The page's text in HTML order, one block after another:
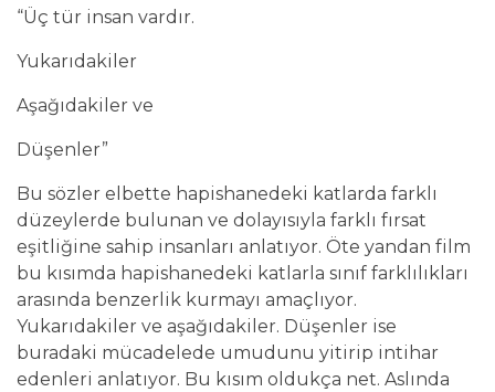
“Üç tür insan vardır.
Yukarıdakiler
Aşağıdakiler ve
Düşenler”
Bu sözler elbette hapishanedeki katlarda farklı
düzeylerde bulunan ve dolayısıyla farklı fırsat
eşitliğine sahip insanları anlatıyor. Öte yandan film
bu kısımda hapishanedeki katlarla sınıf farklılıkları
arasında benzerlik kurmayı amaçlıyor.
Yukarıdakiler ve aşağıdakiler. Düşenler ise
buradaki mücadelede umudunu yitirip intihar
edenleri anlatıyor. Bu kısım oldukça net. Aslında